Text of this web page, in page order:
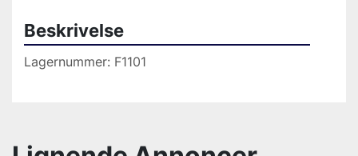
Beskrivelse
Lagernummer: F1101